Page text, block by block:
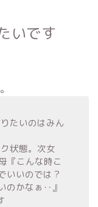
いです
たいのはみん
状態。次女
『こんな時こ
いいのでは？
のかなぁ‥』